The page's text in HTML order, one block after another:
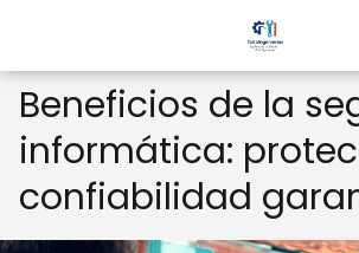
Beneficios de la
informática:
confiabilidad